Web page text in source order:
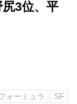
3位、平
ォーミュラ
SF